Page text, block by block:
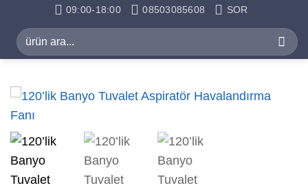
09:00-18:00 08503085608 SOR
Ara: